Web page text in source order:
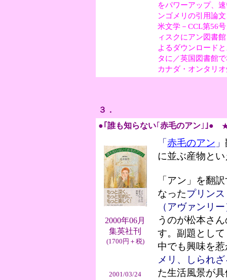
をパワーアップ、
ンゴメリの引用論
米文学－CCL第56
ィスクにアン図書
よるダウンロード
タに／英国図書館
カナダ・オンタリ
３．
●｢誰も知らない｢赤毛のアン ｣ ｣●
2000年06月
集英社刊
(1700円＋税)
2001/03/24
「赤毛のアン 」
に並ぶ産物と
「アン」を翻
なったプリン
（アヴァンリ
うのが松本さ
す。副題として
中でも興味を
メリ、しられ
た生活風景が